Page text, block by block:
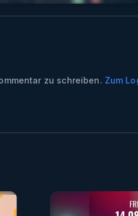
zu schreiben. Zum